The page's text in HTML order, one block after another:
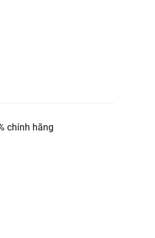
chính hãng